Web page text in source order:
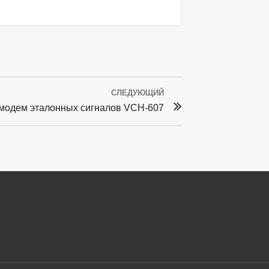
СЛЕДУЮЩИЙ
эталонных сигналов VCH-607